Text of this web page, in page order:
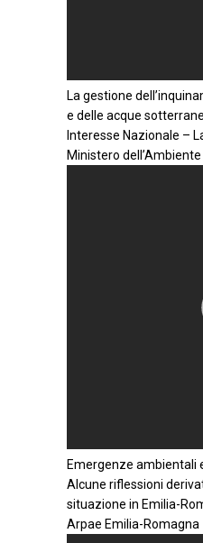
La gestione
e delle acque
Interesse Nazionale –
Ministero dell’Ambiente
Emergenze ambientali
Alcune riflessioni
situazione in Emilia-
Arpae Emilia-Romagna